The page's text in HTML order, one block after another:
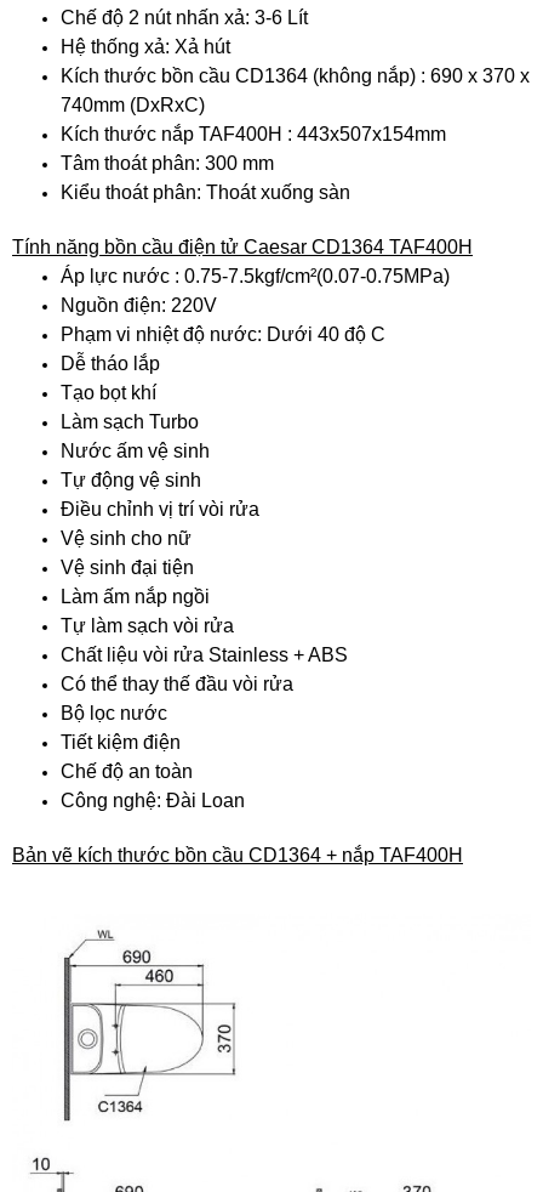
Chế độ 2 nút nhấn xả: 3-6 Lít
Hệ thống xả: Xả hút
Kích thước bồn cầu CD1364 (không nắp) : 690 x 370 x
740mm (DxRxC)
Kích thước nắp TAF400H : 443x507x154mm
Tâm thoát phân: 300 mm
Kiểu thoát phân: Thoát xuống sàn
Tính năng bồn cầu điện tử Caesar CD1364 TAF400H
Áp lực nước : 0.75-7.5kgf/cm²(0.07-0.75MPa)
Nguồn điện: 220V
Phạm vi nhiệt độ nước: Dưới 40 độ C
Dễ tháo lắp
Tạo bọt khí
Làm sạch Turbo
Nước ấm vệ sinh
Tự động vệ sinh
Điều chỉnh vị trí vòi rửa
Vệ sinh cho nữ
Vệ sinh đại tiện
Làm ấm nắp ngồi
Tự làm sạch vòi rửa
Chất liệu vòi rửa Stainless + ABS
Có thể thay thế đầu vòi rửa
Bộ lọc nước
Tiết kiệm điện
Chế độ an toàn
Công nghệ: Đài Loan
Bản vẽ kích thước bồn cầu CD1364 + nắp TAF400H